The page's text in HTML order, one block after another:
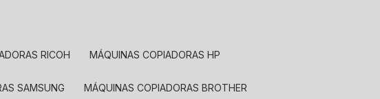
RICOH MÁQUINAS COPIADORAS HP
SAMSUNG MÁQUINAS COPIADORAS BROTHER